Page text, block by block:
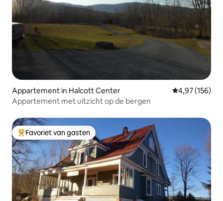
Appartement in Halcott Center Gemiddelde
4,97 (156)
Appartement met uitzicht op de bergen
Topfavoriet van gasten
Favoriet van gasten